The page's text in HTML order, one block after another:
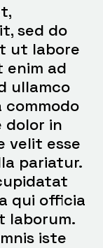
sed do
ut labore
enim ad
ullamco
commodo
dolor in
velit esse
pariatur.
qui officia
laborum.
iste